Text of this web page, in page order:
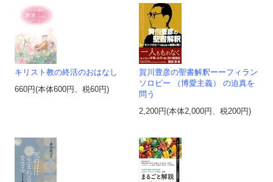
キリスト教の終活のおはなし
660円(本体600円、税60円)
賀川豊彦の聖書解釈ーーフィラン
ソロピー （博愛主義） の迫真を
問う
2,200円(本体2,000円、税200円)